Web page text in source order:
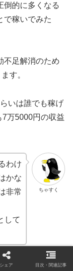
倒的に多くなる
で稼いでみた
不足解消のため
す。
いは誰でも稼げ
万5000円の収益
ちゃすく
わけ
かな
非常
して
収入だけでカバ
シェア 目次・関連記事